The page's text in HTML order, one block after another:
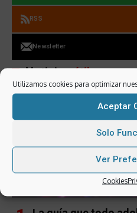
Utilizamos cookies para optimizar
Aceptar
Solo
Ver
Cookies
RSS
Newsletter
Noticiasútiles